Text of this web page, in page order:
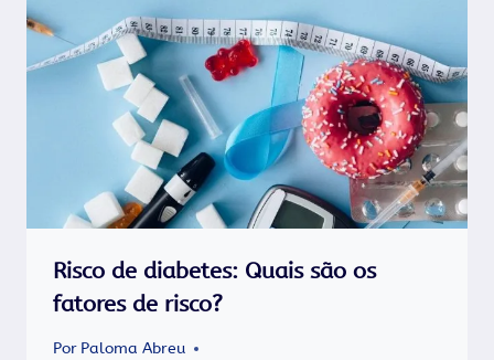
Risco de diabetes: Quais são os
fatores de risco?
Por Paloma Abreu